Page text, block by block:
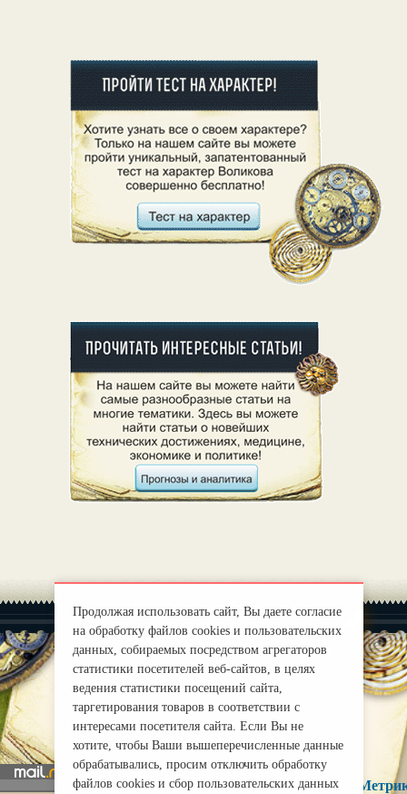
О нас |
mirprognoz@mail.ru
Продолжая использовать сайт, Вы даете согласие
на обработку файлов cookies и пользовательских
данных, собираемых посредством агрегаторов
статистики посетителей веб-сайтов, в целях
ведения статистики посещений сайта,
таргетирования товаров в соответствии с
интересами посетителя сайта. Если Вы не
хотите, чтобы Ваши вышеперечисленные данные
обрабатывались, просим отключить обработку
файлов cookies и сбор пользовательских данных